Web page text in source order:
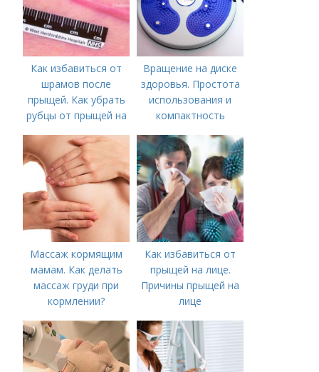
Как избавиться от
шрамов после
прыщей. Как убрать
рубцы от прыщей на
Вращение на диске
здоровья. Простота
использования и
компактность
Массаж кормящим
мамам. Как делать
массаж груди при
кормлении?
Как избавиться от
прыщей на лице.
Причины прыщей на
лице